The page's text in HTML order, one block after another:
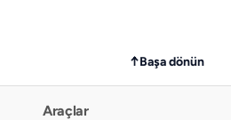
↑Başa dönün
Araçlar